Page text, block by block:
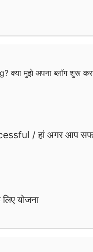
क्या मुझे अपना ब्लॉग शुरू
/ हां अगर आप
योजना